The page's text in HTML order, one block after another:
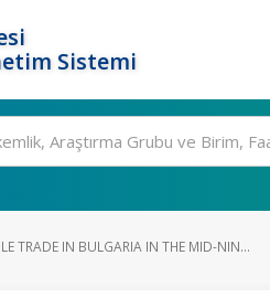
Sistemi
TRADE IN BULGARIA IN THE MID-NIN...